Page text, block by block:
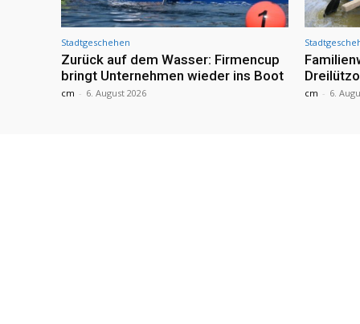
Stadtgeschehen
Zurück auf dem Wasser: Firmencup
bringt Unternehmen wieder ins Boot
cm - 6. August 2026 cm - 6.